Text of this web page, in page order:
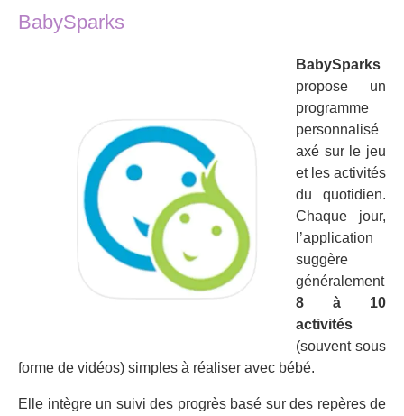
BabySparks
BabySparks
propose un
programme
personnalisé
axé sur le jeu
et les activités
du quotidien.
Chaque jour,
l’application
suggère
généralement
8 à 10
activités
(souvent sous
forme de vidéos) simples à réaliser avec bébé.
Elle intègre un suivi des progrès basé sur des repères de